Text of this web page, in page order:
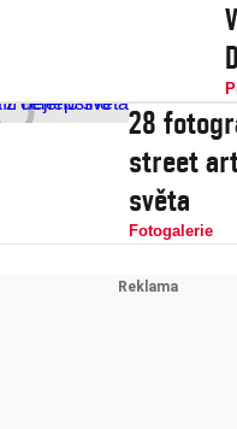
28
street
světa
Fotogalerie